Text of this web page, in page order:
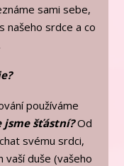
sami sebe,
našeho srdce a co
používáme
jsme šťástní?Od
svému srdci,
vaší duše (vašeho